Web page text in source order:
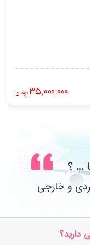
35,000,000تومان
... ؟
و خارجی
دارید؟